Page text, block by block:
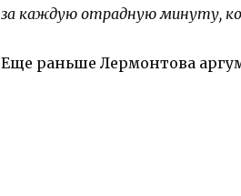
за каждую отрадную минуту,
Еще раньше Лермонтова